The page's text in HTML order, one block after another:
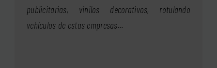
publicitarias, vinilos decorativos, rotulando
vehículos de estas empresas…